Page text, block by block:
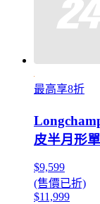
最高享8折
皮半月形
$9,599
(售價已折)
$11,999